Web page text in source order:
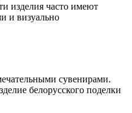
изделия часто имеют
и визуально
сувенирами.
белорусского поделки